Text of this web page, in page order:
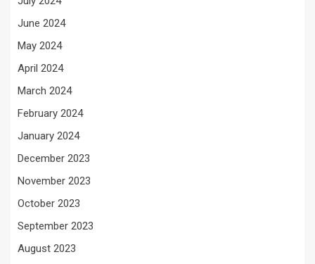
June 2024
May 2024
April 2024
March 2024
February 2024
January 2024
December 2023
November 2023
October 2023
September 2023
August 2023